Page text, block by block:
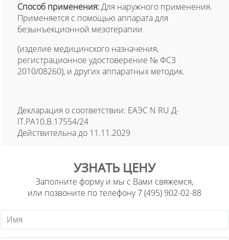
Способ применения:Для наружного применения.
Применяется с помощью аппарата для
безынъекционной мезотерапии
(изделие медицинского назначения,
регистрационное удостоверение № ФСЗ
2010/08260), и других аппаратных методик.
Декларация о соответствии: ЕАЭС N RU Д-
IT.PA10.B.17554/24
Действительна до 11.11.2029
УЗНАТЬ ЦЕНУ
Заполните форму и мы с Вами свяжемся,
или позвоните по телефону 7 (495) 902-02-88
Имя